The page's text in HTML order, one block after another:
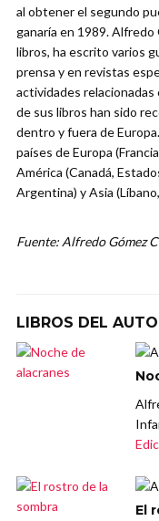
al obtener el segundo
ganaría en 1989. Alfredo
libros, ha escrito varios
prensa y en revistas
actividades
de sus libros han sido
dentro y fuera de
países de Europa
América (Canadá,
Argentina) y Asia
Fuente: Alfredo Gómez
LIBROS DEL
El